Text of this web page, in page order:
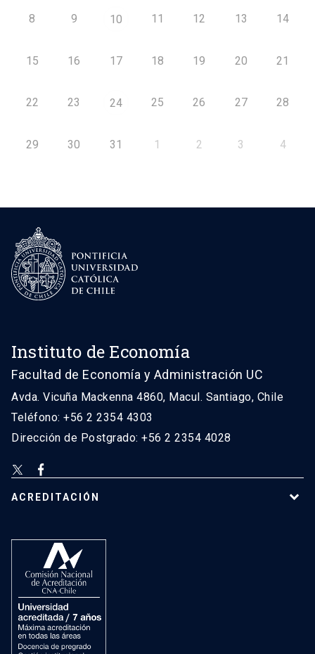
8 9 10 11 12 13 14
15 16 17 18 19 20 21
22 23 24 25 26 27 28
29 30 31 1 2 3 4
Instituto de Economía
Facultad de Economía y Administración UC
Avda. Vicuña Mackenna 4860, Macul. Santiago, Chile
Teléfono: +56 2 2354 4303
Dirección de Postgrado: +56 2 2354 4028
ACREDITACIÓN